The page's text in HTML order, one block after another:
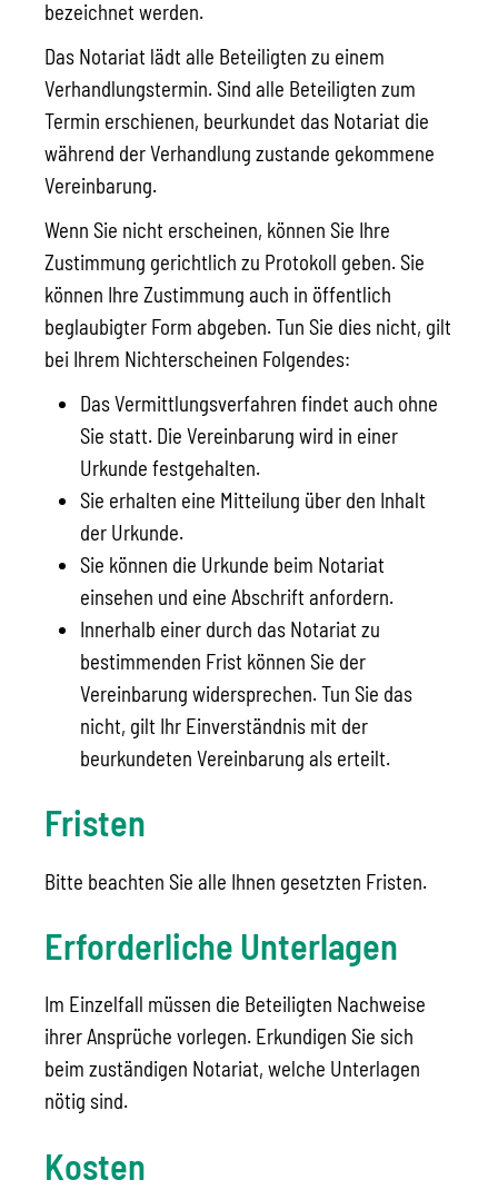
bezeichnet werden.
Das Notariat lädt alle Beteiligten zu einem
Verhandlungstermin. Sind alle Beteiligten zum
Termin erschienen, beurkundet das Notariat die
während der Verhandlung zustande gekommene
Vereinbarung.
Wenn Sie nicht erscheinen, können Sie Ihre
Zustimmung gerichtlich zu Protokoll geben. Sie
können Ihre Zustimmung auch in öffentlich
beglaubigter Form abgeben. Tun Sie dies nicht, gilt
bei Ihrem Nichterscheinen Folgendes:
Das Vermittlungsverfahren findet auch ohne
Sie statt. Die Vereinbarung wird in einer
Urkunde festgehalten.
Sie erhalten eine Mitteilung über den Inhalt
der Urkunde.
Sie können die Urkunde beim Notariat
einsehen und eine Abschrift anfordern.
Innerhalb einer durch das Notariat zu
bestimmenden Frist können Sie der
Vereinbarung widersprechen. Tun Sie das
nicht, gilt Ihr Einverständnis mit der
beurkundeten Vereinbarung als erteilt.
Fristen
Bitte beachten Sie alle Ihnen gesetzten Fristen.
Erforderliche Unterlagen
Im Einzelfall müssen die Beteiligten Nachweise
ihrer Ansprüche vorlegen. Erkundigen Sie sich
beim zuständigen Notariat, welche Unterlagen
nötig sind.
Kosten